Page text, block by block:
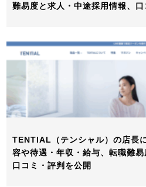
難易度と求人・中途採用情報、
TENTIAL（テンシャル）の店長
容や待遇・年収・給与、転職難易
口コミ・評判を公開